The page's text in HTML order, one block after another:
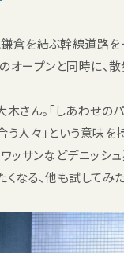
倉を結ぶ幹線道路
のオープンと同時に
さん。「しあわせの
う人々」という意味
ワッサンなどデニッ
くなる、他も試して